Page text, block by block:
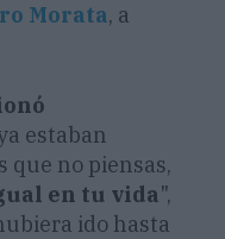
Morata, a
estaban
que no piensas,
en tu vida",
ido hasta